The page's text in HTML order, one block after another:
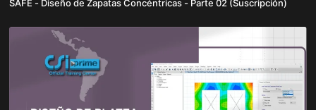
SAFE - Diseño de Zapatas Concéntricas - Parte 02 (Suscripción)